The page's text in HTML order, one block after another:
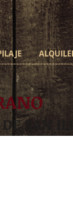
SAN